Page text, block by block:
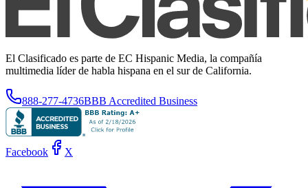
El Clasificado es parte de EC Hispanic Media, la compañía
multimedia líder de habla hispana en el sur de California.
888-277-4736BBB Accredited Business
Facebook X